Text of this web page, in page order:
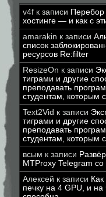
v4f к записи Перебор
хостинге — и как с
amarakin к записи
список
ресурсов Re:filter
ResizeOn к записи
тиграми и другие
преподавать
студентам, которым
Text2Vid к записи
тиграми и другие
преподавать
студентам, которым
всым к записи
MTProxy Telegram со
Алексей к записи
печку на 4 GPU, и на